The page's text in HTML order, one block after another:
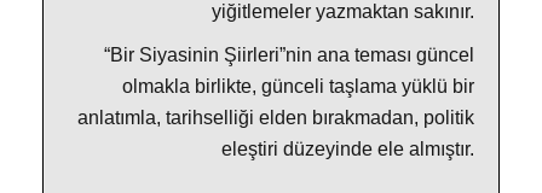
yiğitlemeler yazmaktan sakınır.
“Bir Siyasinin Şiirleri”nin ana teması güncel
olmakla birlikte, günceli taşlama yüklü bir
anlatımla, tarihselliği elden bırakmadan, politik
eleştiri düzeyinde ele almıştır.